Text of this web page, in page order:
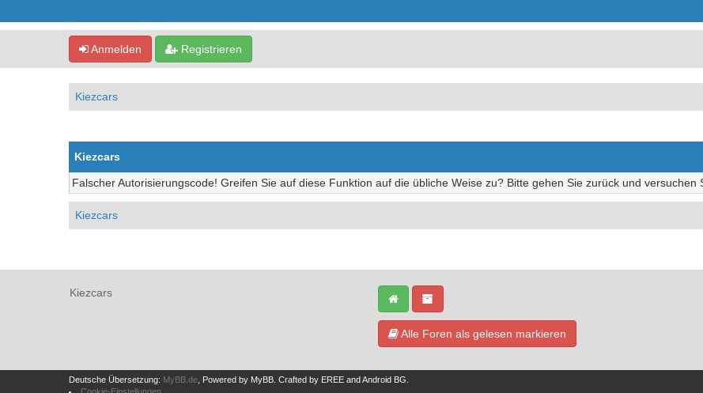
Anmelden Registrieren
Kiezcars
Kiezcars
Falscher Autorisierungscode! Greifen Sie auf diese Funktion auf die übliche Weise zu? Bitte gehen Sie zurück und versuchen
Kiezcars
Kiezcars
Alle Foren als gelesen markieren
Deutsche Übersetzung: MyBB.de , Powered by MyBB Crafted by EREE andAndroid BG